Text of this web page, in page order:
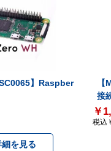
】Raspber
細を見る
接
￥
税込